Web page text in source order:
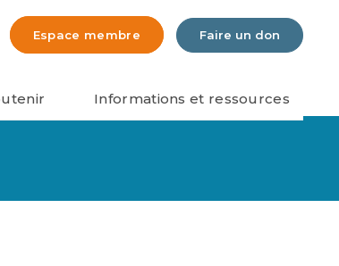
Espace membre Faire un don
Informations et ressources